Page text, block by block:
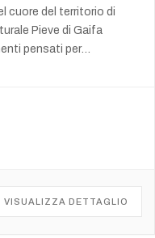
cuore del territorio di
Pieve di Gaifa
pensati per
VISUALIZZA DETTAGLIO